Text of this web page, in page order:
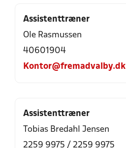
Assistenttræner
Ole Rasmussen
40601904
Kontor@fremadvalby.dk
Assistenttræner
Tobias Bredahl Jensen
2259 9975 / 2259 9975